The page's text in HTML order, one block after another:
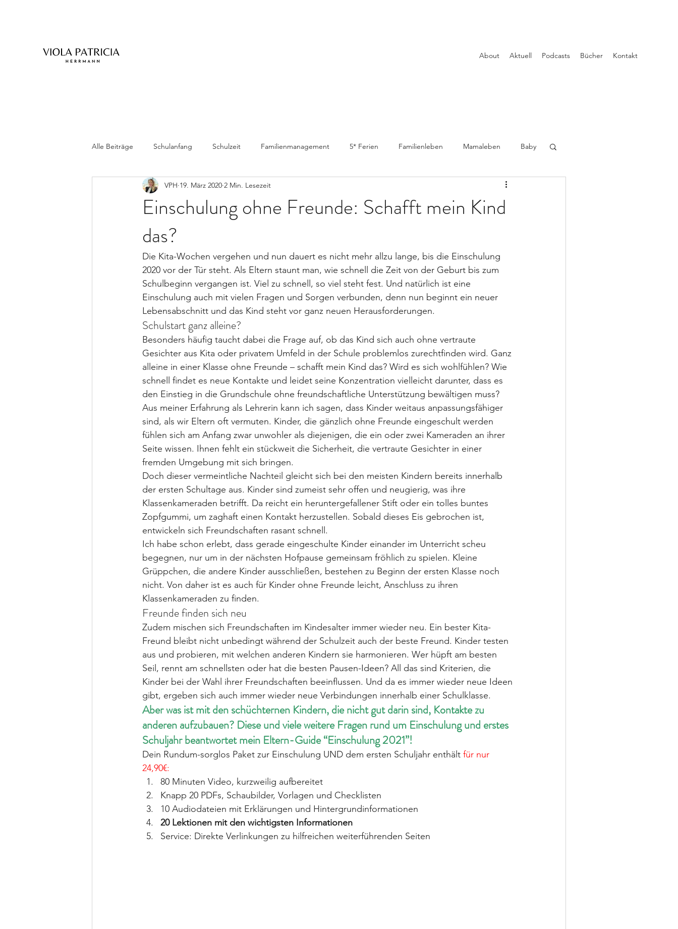
About Aktuell Podcasts Bücher Kontakt
Alle Beiträge Schulanfang Schulzeit Familienmanagement 5* Ferien Familienleben Mamaleben Baby
Einschulung ohne Freunde: Schafft mein Kind
das?
VPH 19. März 2020 2 Min. Lesezeit
Die Kita-Wochen vergehen und nun dauert es nicht mehr allzu lange, bis die Einschulung
2020 vor der Tür steht. Als Eltern staunt man, wie schnell die Zeit von der Geburt bis zum
Schulbeginn vergangen ist. Viel zu schnell, so viel steht fest. Und natürlich ist eine
Einschulung auch mit vielen Fragen und Sorgen verbunden, denn nun beginnt ein neuer
Lebensabschnitt und das Kind steht vor ganz neuen Herausforderungen.
Schulstart ganz alleine?
Besonders häufig taucht dabei die Frage auf, ob das Kind sich auch ohne vertraute
Gesichter aus Kita oder privatem Umfeld in der Schule problemlos zurechtfinden wird. Ganz
alleine in einer Klasse ohne Freunde – schafft mein Kind das? Wird es sich wohlfühlen? Wie
schnell findet es neue Kontakte und leidet seine Konzentration vielleicht darunter, dass es
den Einstieg in die Grundschule ohne freundschaftliche Unterstützung bewältigen muss?
Aus meiner Erfahrung als Lehrerin kann ich sagen, dass Kinder weitaus anpassungsfähiger
sind, als wir Eltern oft vermuten. Kinder, die gänzlich ohne Freunde eingeschult werden
fühlen sich am Anfang zwar unwohler als diejenigen, die ein oder zwei Kameraden an ihrer
Seite wissen. Ihnen fehlt ein stückweit die Sicherheit, die vertraute Gesichter in einer
fremden Umgebung mit sich bringen.
Doch dieser vermeintliche Nachteil gleicht sich bei den meisten Kindern bereits innerhalb
der ersten Schultage aus. Kinder sind zumeist sehr offen und neugierig, was ihre
Klassenkameraden betrifft. Da reicht ein heruntergefallener Stift oder ein tolles buntes
Zopfgummi, um zaghaft einen Kontakt herzustellen. Sobald dieses Eis gebrochen ist,
entwickeln sich Freundschaften rasant schnell.
Ich habe schon erlebt, dass gerade eingeschulte Kinder einander im Unterricht scheu
begegnen, nur um in der nächsten Hofpause gemeinsam fröhlich zu spielen. Kleine
Grüppchen, die andere Kinder ausschließen, bestehen zu Beginn der ersten Klasse noch
nicht. Von daher ist es auch für Kinder ohne Freunde leicht, Anschluss zu ihren
Klassenkameraden zu finden.
Freunde finden sich neu
Zudem mischen sich Freundschaften im Kindesalter immer wieder neu. Ein bester Kita-
Freund bleibt nicht unbedingt während der Schulzeit auch der beste Freund. Kinder testen
aus und probieren, mit welchen anderen Kindern sie harmonieren. Wer hüpft am besten
Seil, rennt am schnellsten oder hat die besten Pausen-Ideen? All das sind Kriterien, die
Kinder bei der Wahl ihrer Freundschaften beeinflussen. Und da es immer wieder neue Ideen
gibt, ergeben sich auch immer wieder neue Verbindungen innerhalb einer Schulklasse.
Aber was ist mit den schüchternen Kindern, die nicht gut darin sind, Kontakte zu
anderen aufzubauen? Diese und viele weitere Fragen rund um Einschulung und erstes
Schuljahr beantwortet mein Eltern-Guide “Einschulung 2021”!
Dein Rundum-sorglos Paket zur Einschulung UND dem ersten Schuljahr enthält für nur
24,90€:
80 Minuten Video, kurzweilig aufbereitet
Knapp 20 PDFs, Schaubilder, Vorlagen und Checklisten
10 Audiodateien mit Erklärungen und Hintergrundinformationen
20 Lektionen mit den wichtigsten Informationen
Service: Direkte Verlinkungen zu hilfreichen weiterführenden Seiten